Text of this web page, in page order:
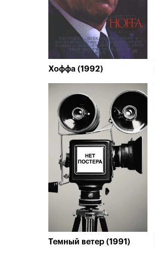
Хоффа (1992)
Темный ветер (1991)